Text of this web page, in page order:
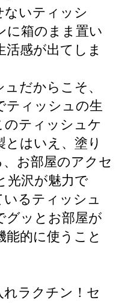
ないティッシ
に箱のまま置い
感が出てしま
だからこそ、
ティッシュの生
のティッシュケ
はいえ、塗り
お部屋のアクセ
光沢が魅力で
るティッシュ
グッとお部屋が
的に使うこと
れラクチン！セ